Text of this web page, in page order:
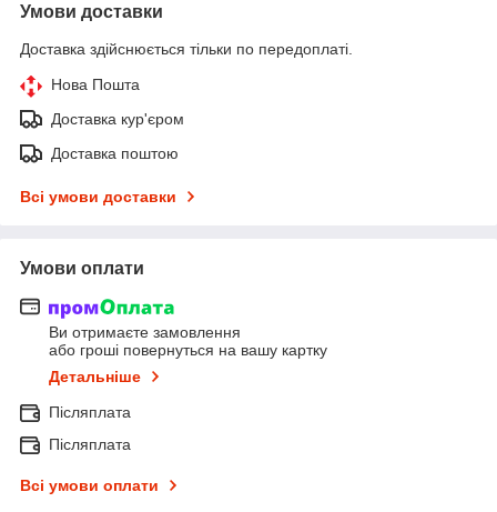
Умови доставки
Доставка здійснюється тільки по передоплаті.
Нова Пошта
Доставка кур'єром
Доставка поштою
Всі умови доставки
Умови оплати
Ви отримаєте замовлення
або гроші повернуться на вашу картку
Детальніше
Післяплата
Післяплата
Всі умови оплати